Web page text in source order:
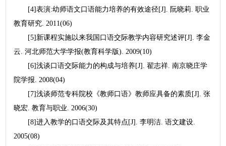
[4]表演:幼师语文口语能力培养的有效途径[J]. 阮晓莉. 职业
教育研究. 2011(06)
[5]新课程实施以来我国口语交际教学内容研究述评[J]. 李金
云. 河北师范大学学报(教育科学版). 2009(10)
[6]浅谈口语交际能力的构成与培养[J]. 翟志祥. 南京晓庄学
院学报. 2008(04)
[7]浅谈师范专科院校《教师口语》教师应具备的素质[J]. 张
晓宏. 教育与职业. 2006(30)
[8]进入教学的口语交际及其特点[J]. 李明洁. 语文建设.
2005(08)